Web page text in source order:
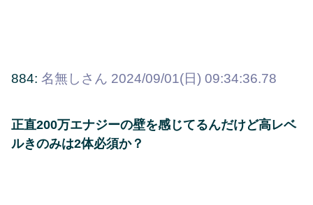
884: 名無しさん 2024/09/01(日) 09:34:36.78
正直200万エナジーの壁を感じてるんだけど高レベ
ルきのみは2体必須か？